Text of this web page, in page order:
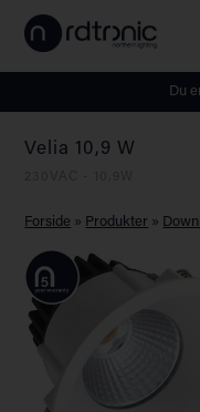
Du
Velia 10,9 W
Forside » Produkter »